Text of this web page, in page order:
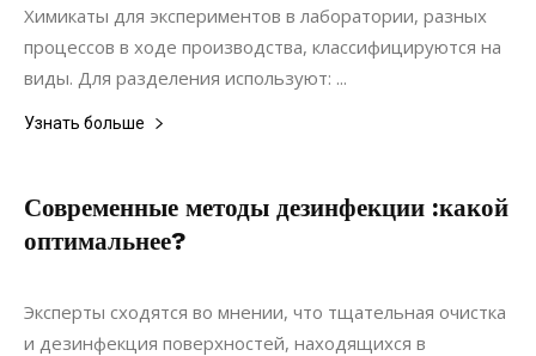
Химикаты для экспериментов в лаборатории, разных
процессов в ходе производства, классифицируются на
виды. Для разделения используют: ...
Узнать больше
Современные методы дезинфекции :какой
оптимальнее?
03.05.2021
Эксперты сходятся во мнении, что тщательная очистка
и дезинфекция поверхностей, находящихся в